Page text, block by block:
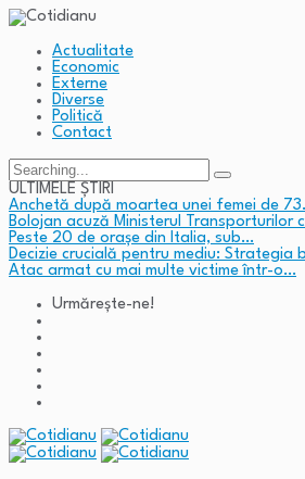
Actualitate
Economic
Externe
Diverse
Politică
Contact
Search
for:
ULTIMELE ȘTIRI
Anchetă după moartea unei femei de
Bolojan acuză Ministerul Transporturilor
Peste 20 de orașe din Italia, sub…
Decizie crucială pentru mediu: Strategia
Atac armat cu mai multe victime într-o…
Urmărește-ne!